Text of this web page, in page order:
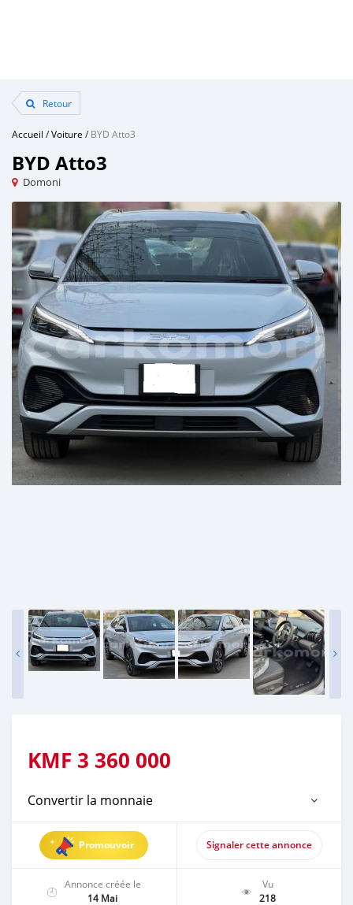
Retour
Accueil /Voiture /BYD Atto3
BYD Atto3
Domoni
KMF 3 360 000
Convertir la monnaie
Promouvoir Signaler cette annonce
Annonce créée le
14 Mai
Vu
218